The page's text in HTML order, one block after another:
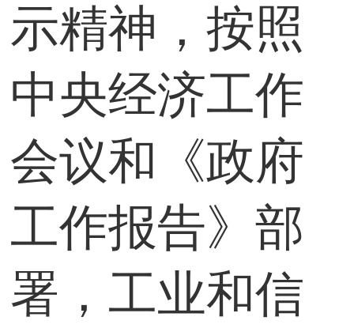
示精神，按照
中央经济工作
会议和《政府
工作报告》部
署，工业和信